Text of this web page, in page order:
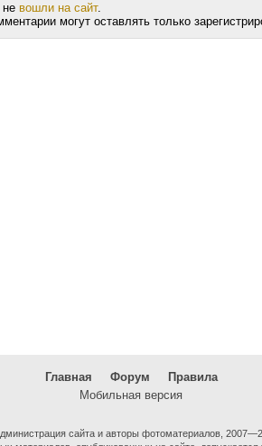
вошли на сайт.
могут оставлять только
Главная Форум
Правила
Мобильная версия
сайта и авторы фотоматериалов,